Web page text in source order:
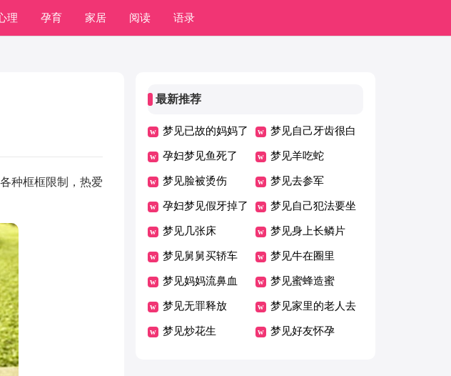
理 孕育 家居 阅读 语录
种框框限制，热爱
最新推荐
梦见已故的妈妈了 梦见自己牙齿很白
孕妇梦见鱼死了 梦见羊吃蛇
梦见脸被烫伤 梦见去参军
孕妇梦见假牙掉了 梦见自己犯法要坐
牢
梦见几张床 梦见身上长鳞片
梦见舅舅买轿车 梦见牛在圈里
梦见妈妈流鼻血 梦见蜜蜂造蜜
梦见无罪释放 梦见家里的老人去
世了
梦见炒花生 梦见好友怀孕